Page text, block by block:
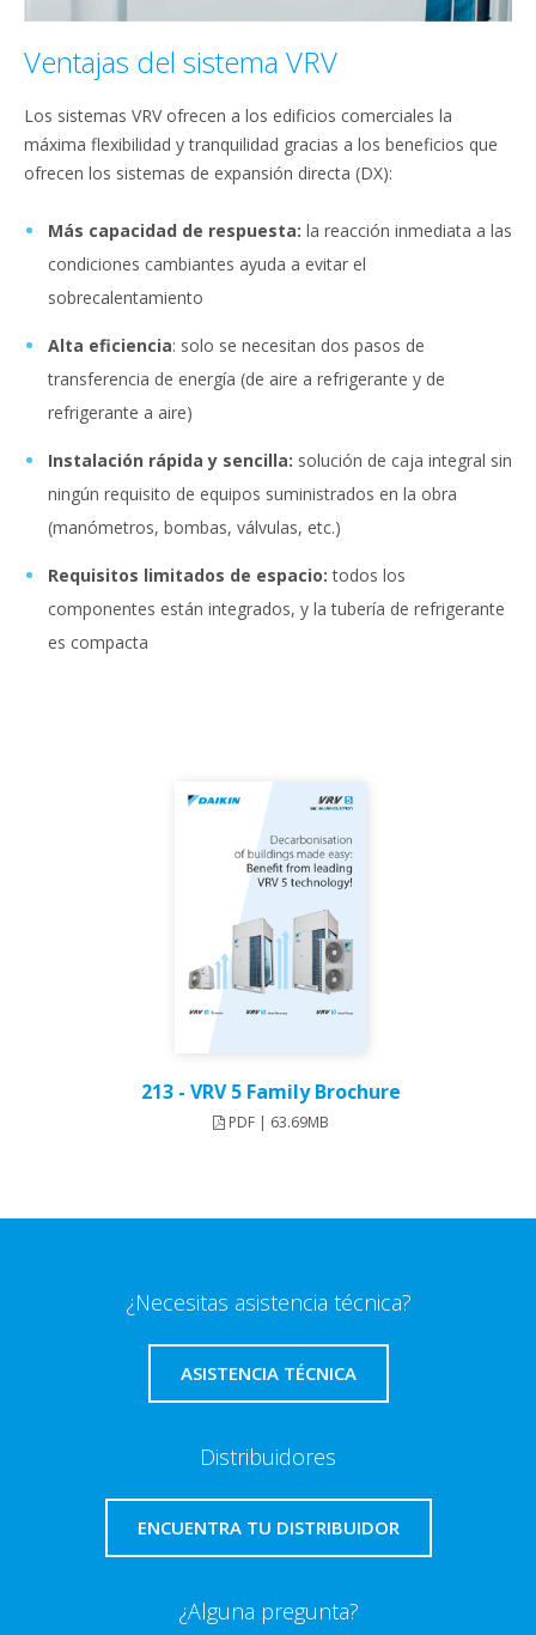
Ventajas del sistema VRV
Los sistemas VRV ofrecen a los edificios comerciales la
máxima flexibilidad y tranquilidad gracias a los beneficios que
ofrecen los sistemas de expansión directa (DX):
Más capacidad de respuesta: la reacción inmediata a las
condiciones cambiantes ayuda a evitar el
sobrecalentamiento
Alta eficiencia: solo se necesitan dos pasos de
transferencia de energía (de aire a refrigerante y de
refrigerante a aire)
Instalación rápida y sencilla: solución de caja integral sin
ningún requisito de equipos suministrados en la obra
(manómetros, bombas, válvulas, etc.)
Requisitos limitados de espacio: todos los
componentes están integrados, y la tubería de refrigerante
es compacta
213 - VRV 5 Family Brochure
PDF | 63.69MB
¿Necesitas asistencia técnica?
ASISTENCIA TÉCNICA
Distribuidores
ENCUENTRA TU DISTRIBUIDOR
¿Alguna pregunta?